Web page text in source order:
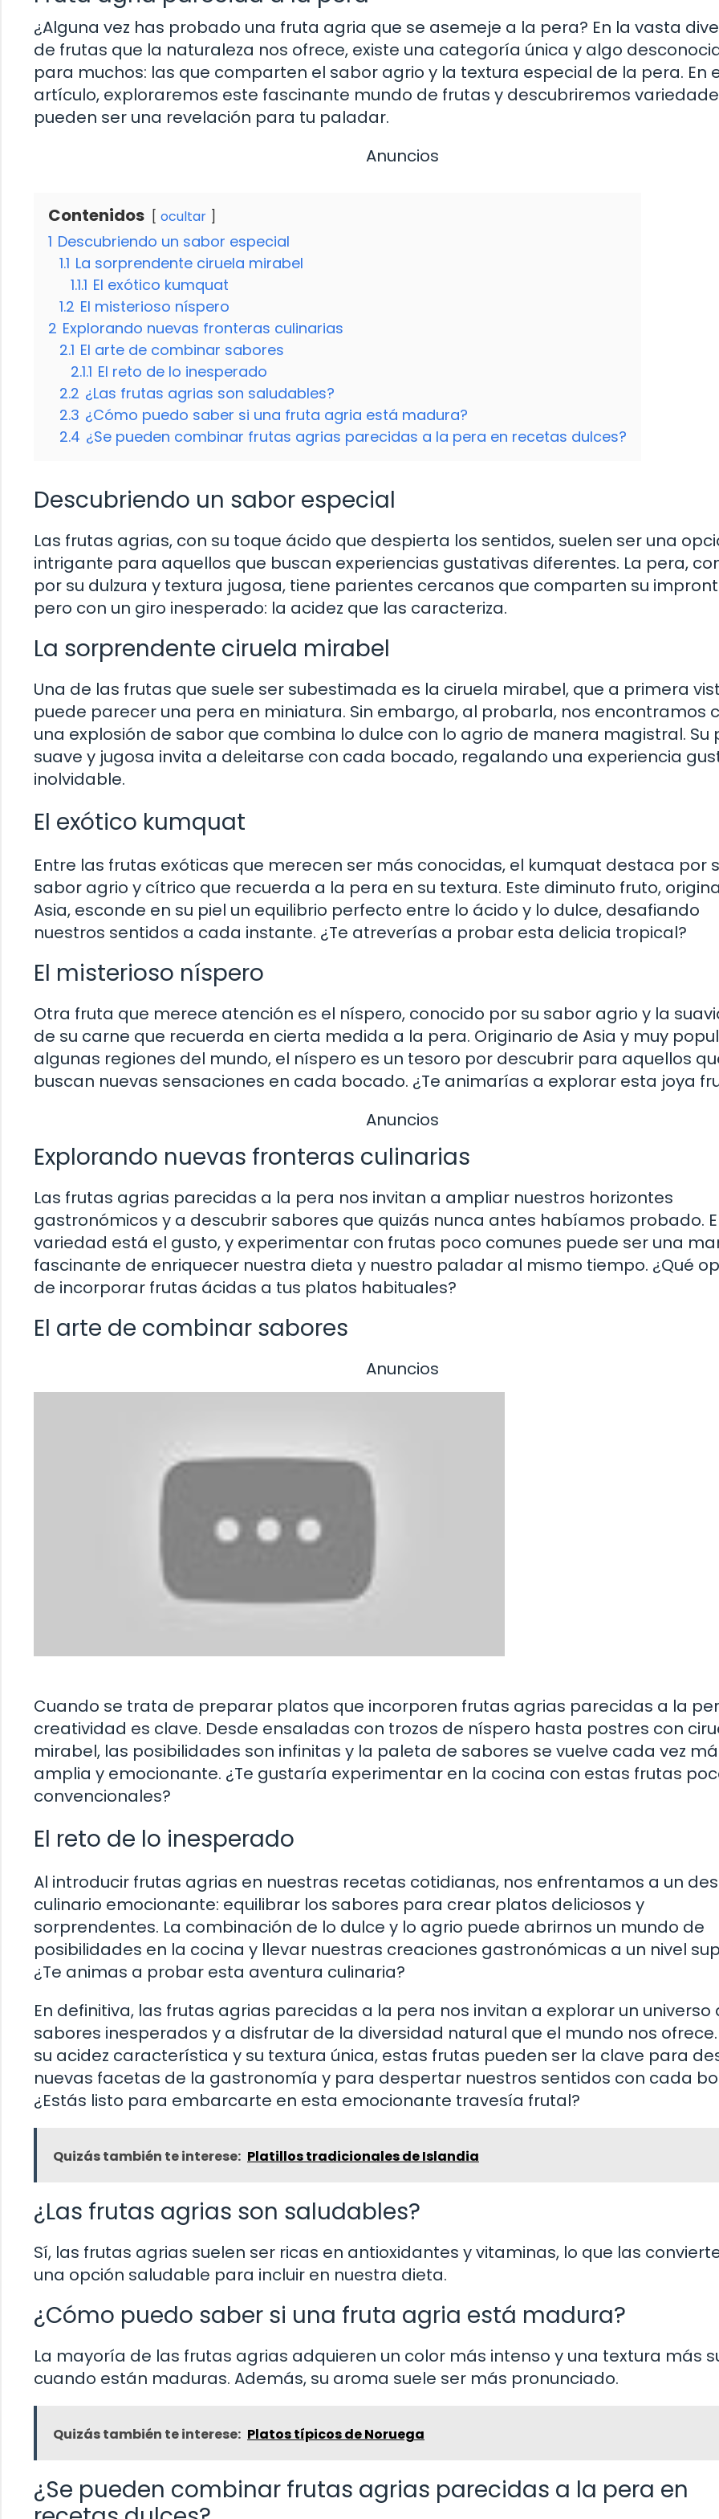
¿Alguna vez has probado una fruta agria que se asemeje a la pera? En la vasta
de frutas que la naturaleza nos ofrece, existe una categoría única y algo
para muchos: las que comparten el sabor agrio y la textura especial de la pera. En
artículo, exploraremos este fascinante mundo de frutas y descubriremos
pueden ser una revelación para tu paladar.
Anuncios
Contenidos ocultar
1 Descubriendo un sabor especial
1.1 La sorprendente ciruela mirabel
1.1.1 El exótico kumquat
1.2 El misterioso níspero
2 Explorando nuevas fronteras culinarias
2.1 El arte de combinar sabores
2.1.1 El reto de lo inesperado
2.2 ¿Las frutas agrias son saludables?
2.3 ¿Cómo puedo saber si una fruta agria está madura?
2.4 ¿Se pueden combinar frutas agrias parecidas a la pera en recetas dulces?
Descubriendo un sabor especial
Las frutas agrias, con su toque ácido que despierta los sentidos, suelen ser una
intrigante para aquellos que buscan experiencias gustativas diferentes. La pera,
por su dulzura y textura jugosa, tiene parientes cercanos que comparten su
pero con un giro inesperado: la acidez que las caracteriza.
La sorprendente ciruela mirabel
Una de las frutas que suele ser subestimada es la ciruela mirabel, que a primera
puede parecer una pera en miniatura. Sin embargo, al probarla, nos encontramos
una explosión de sabor que combina lo dulce con lo agrio de manera magistral. Su
suave y jugosa invita a deleitarse con cada bocado, regalando una experiencia
inolvidable.
El exótico kumquat
Entre las frutas exóticas que merecen ser más conocidas, el kumquat destaca por
sabor agrio y cítrico que recuerda a la pera en su textura. Este diminuto fruto,
Asia, esconde en su piel un equilibrio perfecto entre lo ácido y lo dulce, desafiando
nuestros sentidos a cada instante. ¿Te atreverías a probar esta delicia tropical?
El misterioso níspero
Otra fruta que merece atención es el níspero, conocido por su sabor agrio y la
de su carne que recuerda en cierta medida a la pera. Originario de Asia y muy
algunas regiones del mundo, el níspero es un tesoro por descubrir para aquellos
buscan nuevas sensaciones en cada bocado. ¿Te animarías a explorar esta joya
Anuncios
Explorando nuevas fronteras culinarias
Las frutas agrias parecidas a la pera nos invitan a ampliar nuestros horizontes
gastronómicos y a descubrir sabores que quizás nunca antes habíamos probado.
variedad está el gusto, y experimentar con frutas poco comunes puede ser una
fascinante de enriquecer nuestra dieta y nuestro paladar al mismo tiempo. ¿Qué
de incorporar frutas ácidas a tus platos habituales?
El arte de combinar sabores
Anuncios
Cuando se trata de preparar platos que incorporen frutas agrias parecidas a la
creatividad es clave. Desde ensaladas con trozos de níspero hasta postres con
mirabel, las posibilidades son infinitas y la paleta de sabores se vuelve cada vez
amplia y emocionante. ¿Te gustaría experimentar en la cocina con estas frutas
convencionales?
El reto de lo inesperado
Al introducir frutas agrias en nuestras recetas cotidianas, nos enfrentamos a un
culinario emocionante: equilibrar los sabores para crear platos deliciosos y
sorprendentes. La combinación de lo dulce y lo agrio puede abrirnos un mundo de
posibilidades en la cocina y llevar nuestras creaciones gastronómicas a un nivel
¿Te animas a probar esta aventura culinaria?
En definitiva, las frutas agrias parecidas a la pera nos invitan a explorar un universo
sabores inesperados y a disfrutar de la diversidad natural que el mundo nos
su acidez característica y su textura única, estas frutas pueden ser la clave para
nuevas facetas de la gastronomía y para despertar nuestros sentidos con cada
¿Estás listo para embarcarte en esta emocionante travesía frutal?
Quizás también te interese: Platillos tradicionales de Islandia
¿Las frutas agrias son saludables?
Sí, las frutas agrias suelen ser ricas en antioxidantes y vitaminas, lo que las
una opción saludable para incluir en nuestra dieta.
¿Cómo puedo saber si una fruta agria está madura?
La mayoría de las frutas agrias adquieren un color más intenso y una textura más
cuando están maduras. Además, su aroma suele ser más pronunciado.
Quizás también te interese: Platos típicos de Noruega
¿Se pueden combinar frutas agrias parecidas a la pera en